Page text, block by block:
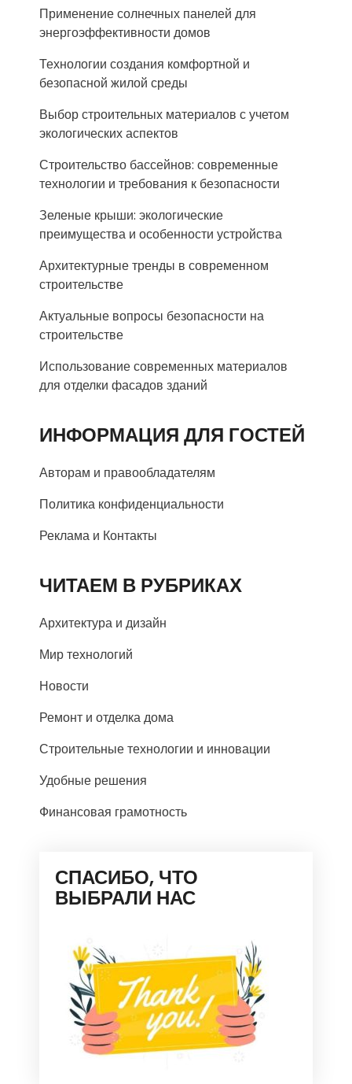
Применение солнечных панелей для
энергоэффективности домов
Технологии создания комфортной и
безопасной жилой среды
Выбор строительных материалов с учетом
экологических аспектов
Строительство бассейнов: современные
технологии и требования к безопасности
Зеленые крыши: экологические
преимущества и особенности устройства
Архитектурные тренды в современном
строительстве
Актуальные вопросы безопасности на
строительстве
Использование современных материалов
для отделки фасадов зданий
ИНФОРМАЦИЯ ДЛЯ ГОСТЕЙ
Авторам и правообладателям
Политика конфиденциальности
Реклама и Контакты
ЧИТАЕМ В РУБРИКАХ
Архитектура и дизайн
Мир технологий
Новости
Ремонт и отделка дома
Строительные технологии и инновации
Удобные решения
Финансовая грамотность
СПАСИБО, ЧТО
ВЫБРАЛИ НАС